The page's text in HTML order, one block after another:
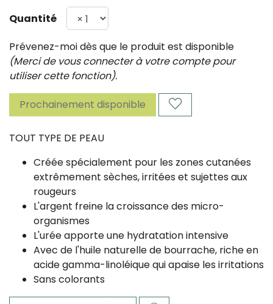
Quantité
Prévenez-moi dès que le produit est disponible
(Merci de vous connecter à votre compte pour
utiliser cette fonction).
Prochainement disponible
TOUT TYPE DE PEAU
Créée spécialement pour les zones cutanées
extrêmement sèches, irritées et sujettes aux
rougeurs
L'argent freine la croissance des micro-
organismes
L'urée apporte une hydratation intensive
Avec de l'huile naturelle de bourrache, riche en
acide gamma-linoléique qui apaise les irritations
Sans colorants​